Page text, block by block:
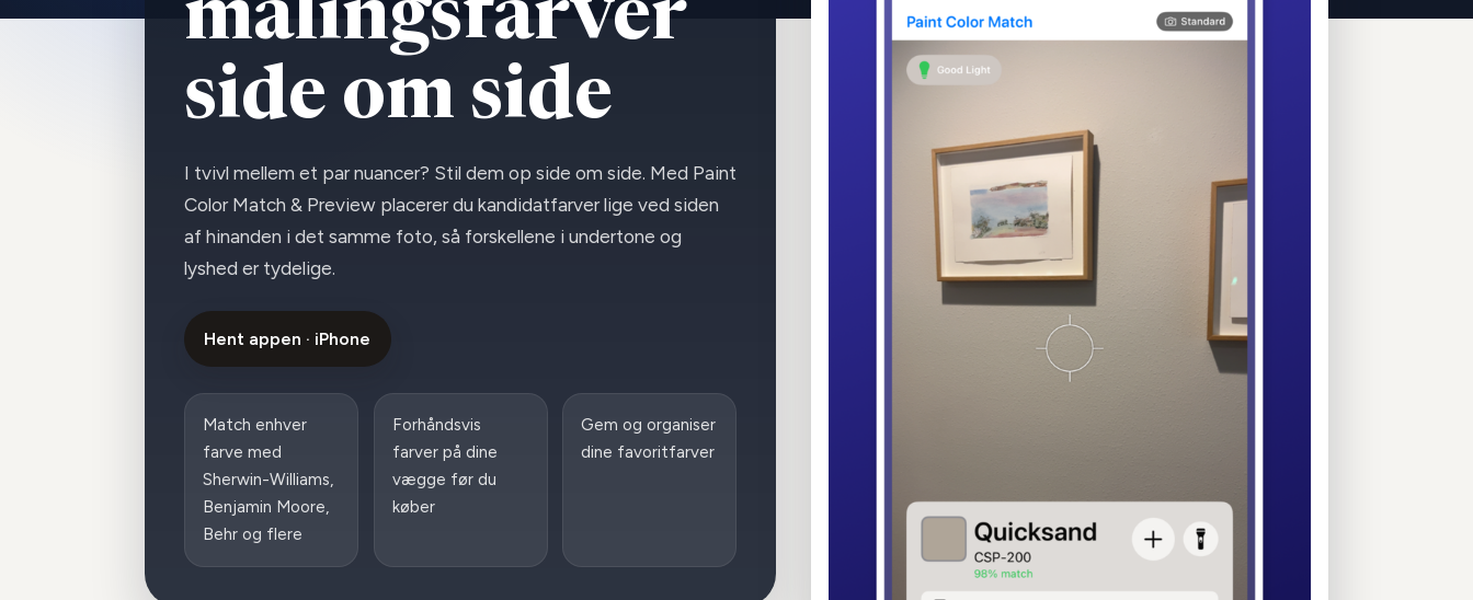
malingsfarver
side om side
I tvivl mellem et par nuancer? Stil dem op side om side. Med Paint
Color Match & Preview placerer du kandidatfarver lige ved siden
af hinanden i det samme foto, så forskellene i undertone og
lyshed er tydelige.
Hent appen · iPhone
Match enhver
farve med
Sherwin-Williams,
Benjamin Moore,
Behr og flere
Forhåndsvis
farver på dine
vægge før du
køber
Gem og organiser
dine favoritfarver